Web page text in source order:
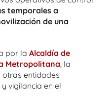
temporales a
de una
por la Alcaldía de
Metropolitana , la
otras entidades
vigilancia en el